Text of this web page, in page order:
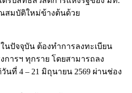
สมบัติใหม่ข้างต้นด้วย
นปัจจุบัน ต้องทำการลงทะเบียน
การฯ ทุกราย โดยสามารถลง
นที่ 4 – 21 มิถุนายน 2569 ผ่านช่อง